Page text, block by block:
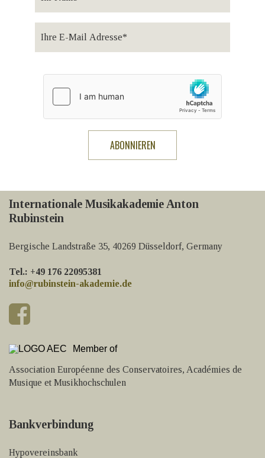
Internationale Musikakademie Anton
Rubinstein
Bergische Landstraße 35, 40269 Düsseldorf, Germany
Tel.: +49 176 22095381
info@rubinstein-akademie.de
Member of
Association Européenne des Conservatoires, Académies de
Musique et Musikhochschulen
Bankverbindung
Hypovereinsbank